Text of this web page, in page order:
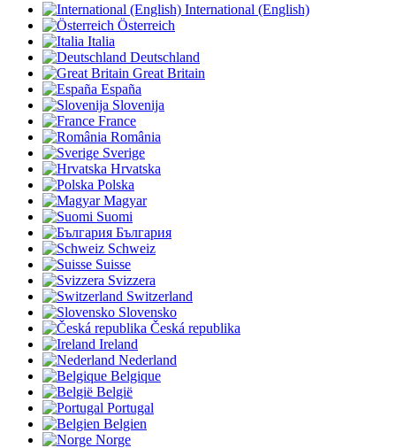
International (English)
Österreich
Italia
Deutschland
Great Britain
España
Slovenija
France
România
Sverige
Hrvatska
Polska
Magyar
Suomi
България
Schweiz
Suisse
Svizzera
Switzerland
Slovensko
Česká republika
Ireland
Nederland
Belgique
België
Portugal
Belgien
Norge